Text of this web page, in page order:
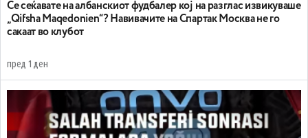
Се сеќавате на албанскиот фудбалер кој на разглас извикуваше
„Qifsha Maqedonien“? Навивачите на Спартак Москва не го
сакаат во клубот
пред 1 ден